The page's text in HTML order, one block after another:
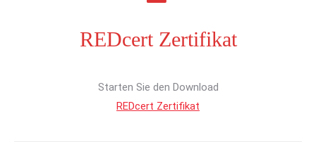
REDcert Zertifikat
Starten Sie den Download
REDcert Zertifikat